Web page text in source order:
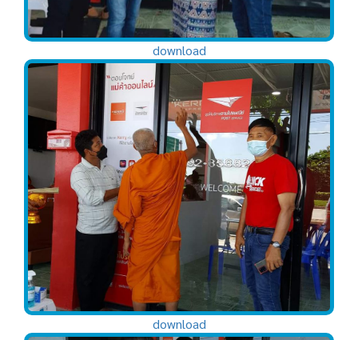
download
download